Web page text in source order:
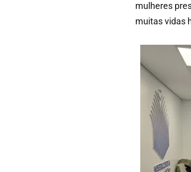
mulheres
muitas vidas